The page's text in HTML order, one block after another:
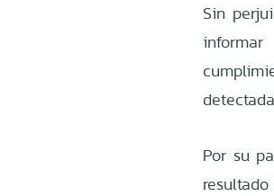
Sin
Por su